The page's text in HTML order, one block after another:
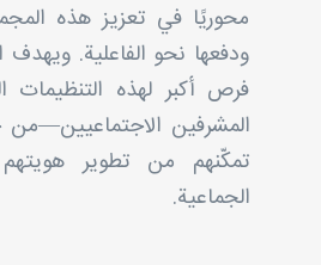
محوريًا في تعزيز هذه
ودفعها نحو الفاعلية. ويهدف
فرص أكبر لهذه
المشرفین
تمكّنهم من تطوير هويتهم
الجماعية.